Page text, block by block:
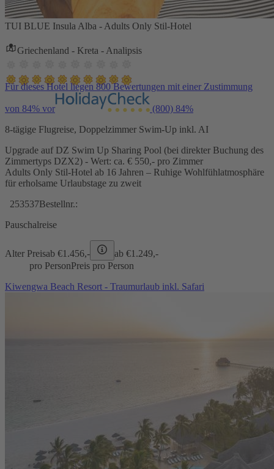
TUI BLUE Insula Alba - Adults Only Stil-Hotel
Griechenland - Kreta - Analipsis
Für dieses Hotel liegen 800 Bewertungen mit einer Zustimmung
von 84% vor (800) 84%
8-tägige Flugreise, Doppelzimmer Swim-Up inkl. AI
Upgrade auf DZ Swim Up Sharing Pool (bei direkter Buchung des
Zimmertyps DZX2) - Wert: ca. € 550,- pro Zimmer
Adults Only Stil-Hotel ab 16 Jahren – Ruhige Wohlfühlatmosphäre
für erholsame Urlaubstage zu zweit
253537Bestellnr.:
Pauschalreise
Alter Preisab €1.456,- ab €1.249,-
pro PersonPreis pro Person
Kiwengwa Beach Resort - Traumurlaub inkl. Safari